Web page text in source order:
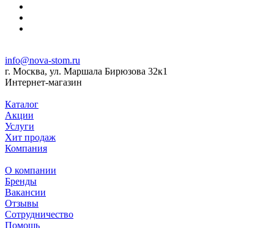
info@nova-stom.ru
г. Москва, ул. Маршала Бирюзова 32к1
Интернет-магазин
Каталог
Акции
Услуги
Хит продаж
Компания
О компании
Бренды
Вакансии
Отзывы
Сотрудничество
Помощь